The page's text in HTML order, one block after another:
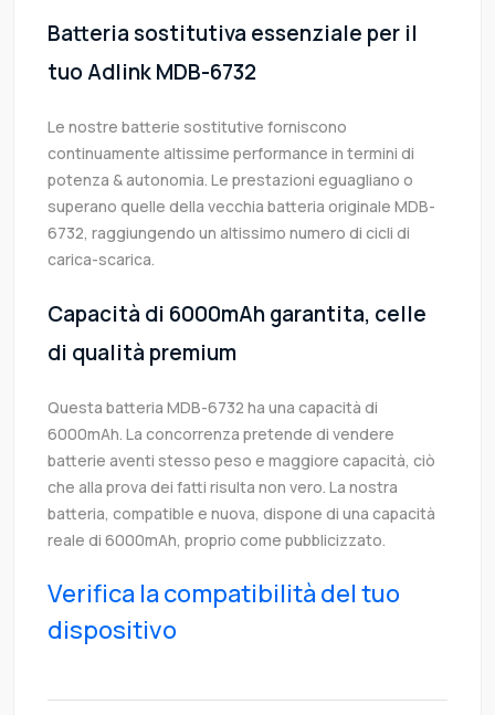
Batteria sostitutiva essenziale per il
tuo Adlink MDB-6732
Le nostre batterie sostitutive forniscono
continuamente altissime performance in termini di
potenza & autonomia. Le prestazioni eguagliano o
superano quelle della vecchia batteria originale MDB-
6732, raggiungendo un altissimo numero di cicli di
carica-scarica.
Capacità di 6000mAh garantita, celle
di qualità premium
Questa batteria MDB-6732 ha una capacità di
6000mAh. La concorrenza pretende di vendere
batterie aventi stesso peso e maggiore capacità, ciò
che alla prova dei fatti risulta non vero. La nostra
batteria, compatible e nuova, dispone di una capacità
reale di 6000mAh, proprio come pubblicizzato.
Verifica la compatibilità del tuo
dispositivo